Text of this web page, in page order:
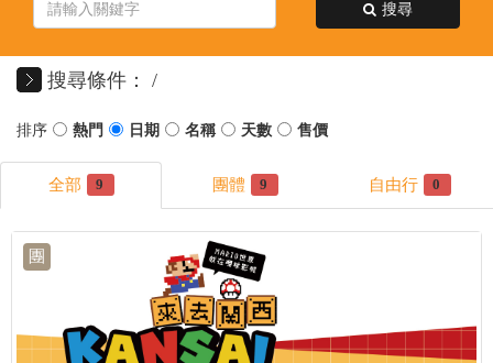
搜尋
搜尋條件：
9 9 0
團